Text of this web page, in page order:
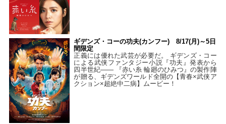
ギデンズ・コーの功夫(カンフー) 8/17(月)～5日
間限定
正義には優れた武芸が必要だ。 ギデンズ・コー
による武侠ファンタジー小説『功夫』発表から
四半世紀―― 『赤い糸 輪廻のひみつ』の製作陣
が贈る、ギデンズワールド全開の【青春×武侠ア
クション×超絶中二病】ムービー！